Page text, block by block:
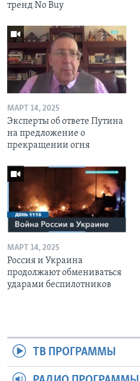
тренд No Buy
МАРТ 14, 2025
Эксперты об ответе Путина
на предложение о
прекращении огня
МАРТ 14, 2025
Россия и Украина
продолжают обмениваться
ударами беспилотников
ТВ ПРОГРАММЫ